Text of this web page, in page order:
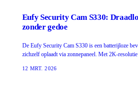
Eufy Security Cam S330:
zonder gedoe
De Eufy Security Cam S330 is een batterijloze
zichzelf oplaadt via zonnepaneel. Met 2K-
12 MRT. 2026